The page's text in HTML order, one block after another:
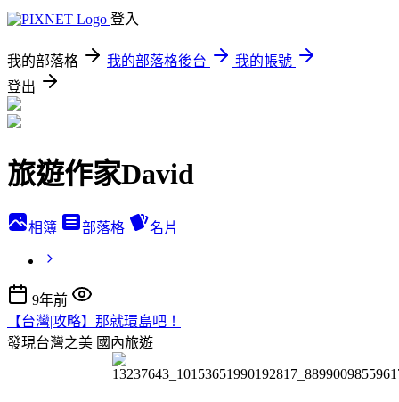
登入
我的部落格 我的部落格後台
我的帳號
登出
旅遊作家David
相簿 部落格 名片
9年前
【台灣|攻略】那就環島吧！
發現台灣之美 國內旅遊